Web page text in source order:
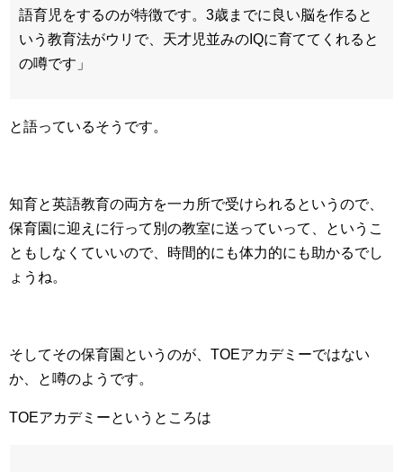
語育児をするのが特徴です。3歳までに良い脳を作ると
いう教育法がウリで、天才児並みのIQに育ててくれると
の噂です」
と語っているそうです。
知育と英語教育の両方を一カ所で受けられるというので、
保育園に迎えに行って別の教室に送っていって、というこ
ともしなくていいので、時間的にも体力的にも助かるでし
ょうね。
そしてその保育園というのが、TOEアカデミーではない
か、と噂のようです。
TOEアカデミーというところは